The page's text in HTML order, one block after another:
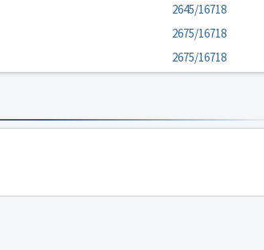
2645/16718
2675/16718
2675/16718